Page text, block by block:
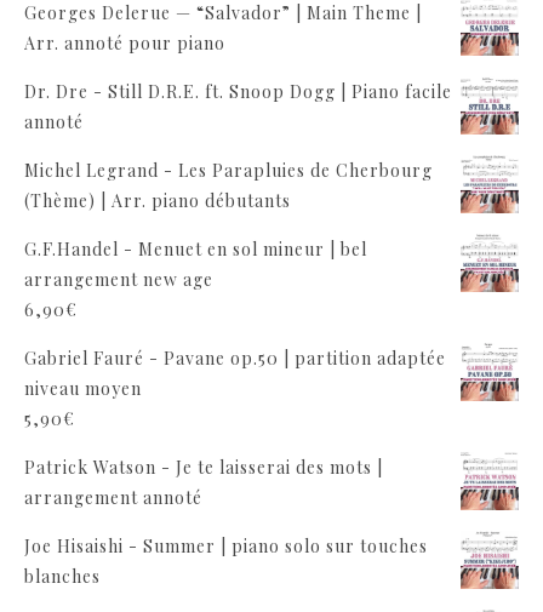
Georges Delerue — “Salvador” | Main Theme |
Arr. annoté pour piano
Dr. Dre - Still D.R.E. ft. Snoop Dogg | Piano facile
annoté
Michel Legrand - Les Parapluies de Cherbourg
(Thème) | Arr. piano débutants
G.F.Handel - Menuet en sol mineur | bel
arrangement new age
6,90€
Gabriel Fauré - Pavane op.50 | partition adaptée
niveau moyen
5,90€
Patrick Watson - Je te laisserai des mots |
arrangement annoté
Joe Hisaishi - Summer | piano solo sur touches
blanches